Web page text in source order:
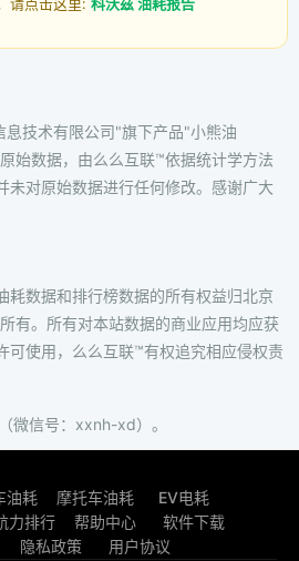
请点击这里: 科沃兹 油耗报告
技术有限公司"旗下产品"小熊油
始数据，由么么互联™依据统计学方法
未对原始数据进行任何修改。感谢广大
耗数据和排行榜数据的所有权益归北京
有。所有对本站数据的商业应用均应获
可使用，么么互联™有权追究相应侵权责
微信号：xxnh-xd）。
油耗 摩托车油耗
EV电耗
力排行 帮助中心
软件下载
隐私政策 用户协议